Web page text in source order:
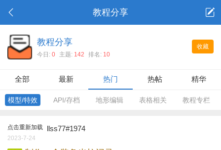
教程分享
收藏
教程分享
今日: 0 主题: 142 排名: 10
全部 最新 热门 热帖 精华
模型/特效 API/存档 地形编辑 表格相关 教程专栏
点击重新加载 llss77#1974
2023-7-24